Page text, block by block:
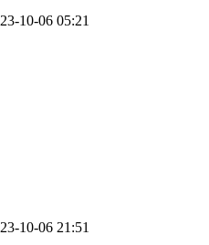
23-10-06 05:21
23-10-06 21:51